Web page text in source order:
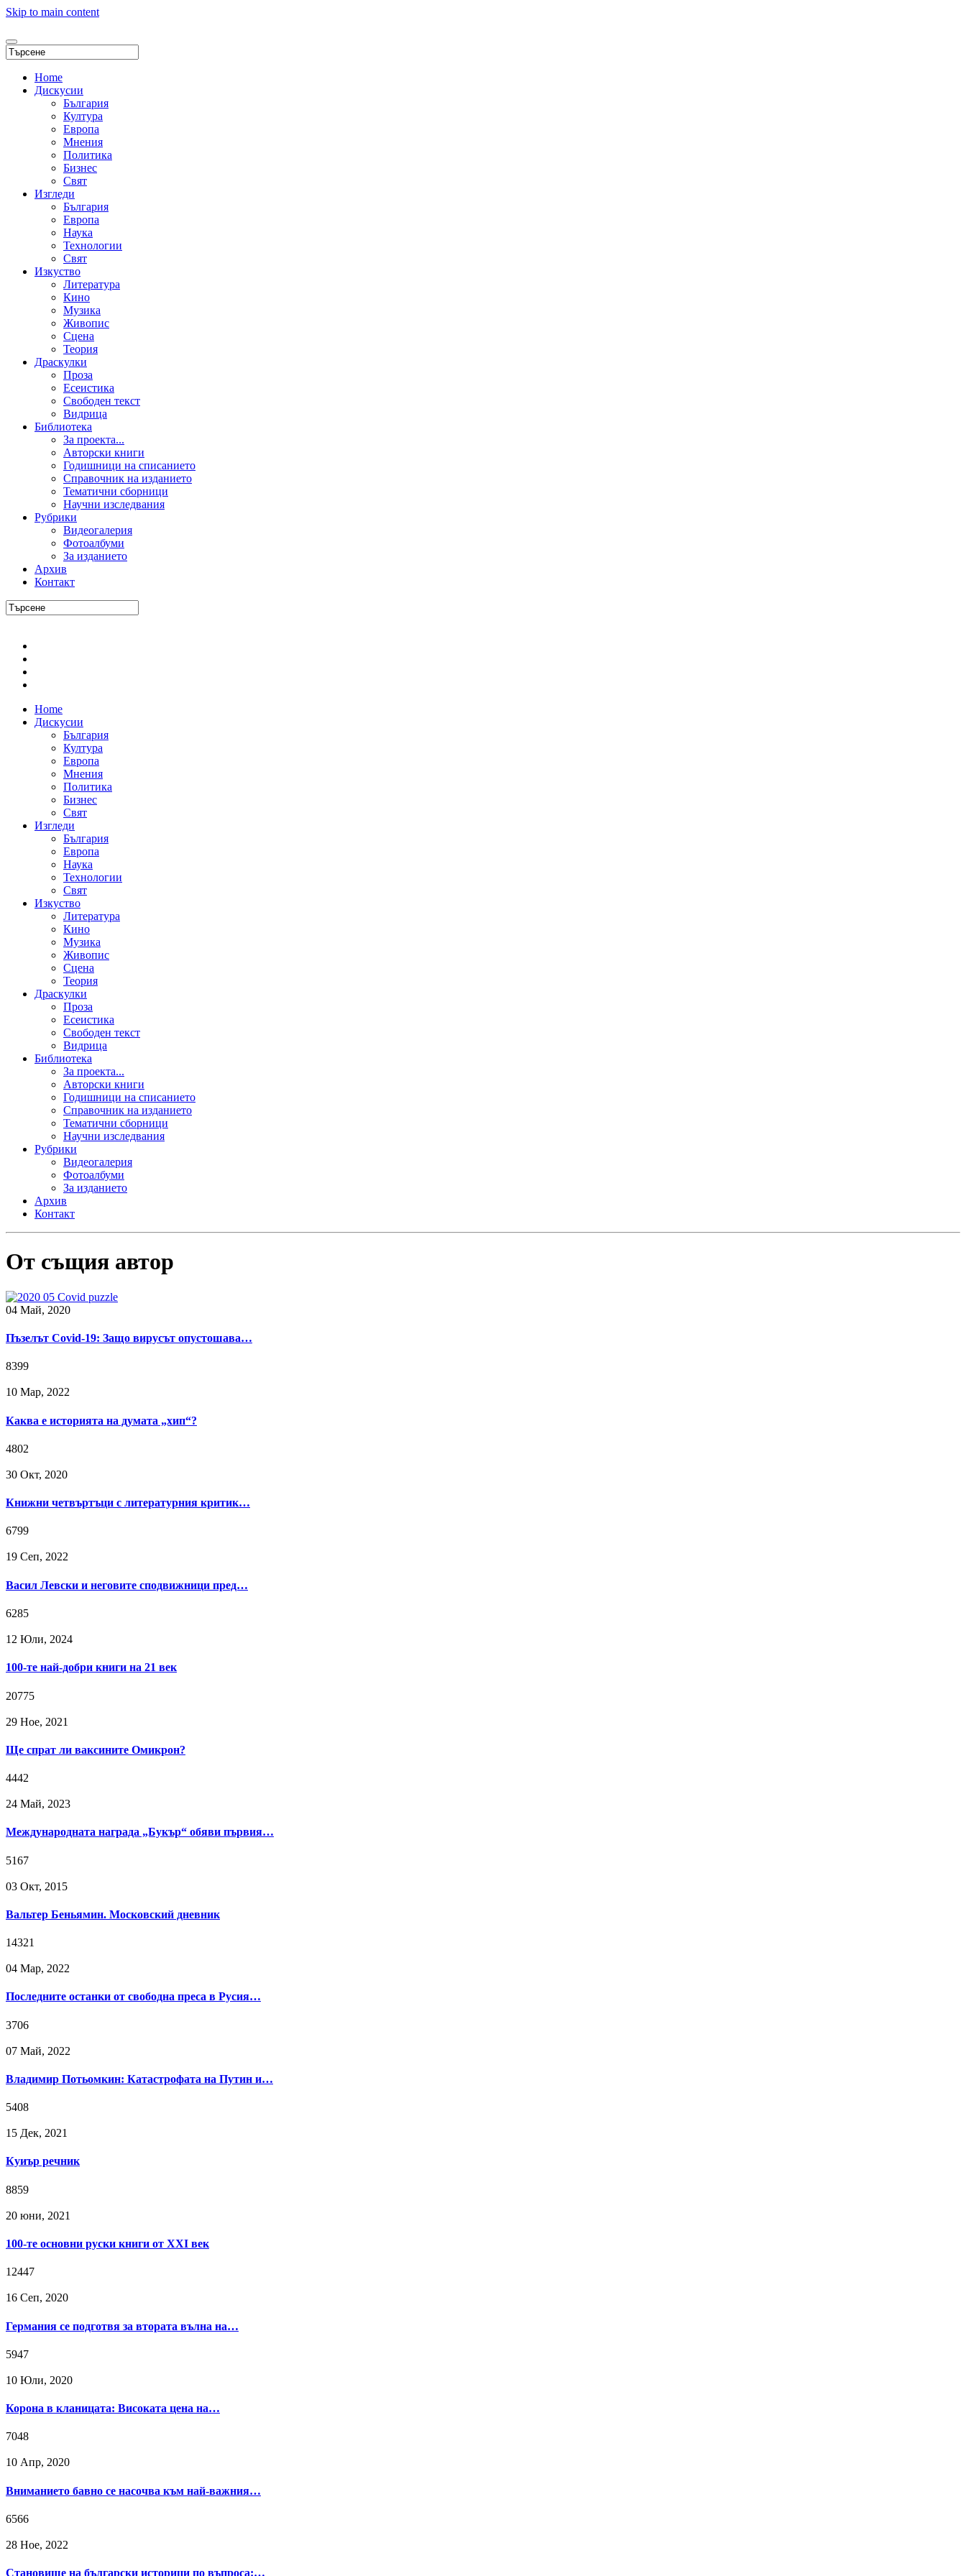
Skip to main content
Home
Дискусии
България
Култура
Европа
Мнения
Политика
Бизнес
Свят
Изгледи
България
Европа
Наука
Технологии
Свят
Изкуство
Литература
Кино
Музика
Живопис
Сцена
Теория
Драскулки
Проза
Есеистика
Свободен текст
Видрица
Библиотека
За проекта...
Авторски книги
Годишници на списанието
Справочник на изданието
Тематични сборници
Научни изследвания
Рубрики
Видеогалерия
Фотоалбуми
За изданието
Архив
Контакт
Home
Дискусии
България
Култура
Европа
Мнения
Политика
Бизнес
Свят
Изгледи
България
Европа
Наука
Технологии
Свят
Изкуство
Литература
Кино
Музика
Живопис
Сцена
Теория
Драскулки
Проза
Есеистика
Свободен текст
Видрица
Библиотека
За проекта...
Авторски книги
Годишници на списанието
Справочник на изданието
Тематични сборници
Научни изследвания
Рубрики
Видеогалерия
Фотоалбуми
За изданието
Архив
Контакт
От същия автор
04 Май, 2020
Пъзелът Covid-19: Защо вирусът опустошава…
8399
10 Мар, 2022
Каква е историята на думата „хип“?
4802
30 Окт, 2020
Книжни четвъртъци с литературния критик…
6799
19 Сeп, 2022
Васил Левски и неговите сподвижници пред…
6285
12 Юли, 2024
100-те най-добри книги на 21 век
20775
29 Ное, 2021
Ще спрат ли ваксините Омикрон?
4442
24 Май, 2023
Международната награда „Букър“ обяви първия…
5167
03 Окт, 2015
Вальтер Беньямин. Московский дневник
14321
04 Мар, 2022
Последните останки от свободна преса в Русия…
3706
07 Май, 2022
Владимир Потьомкин: Катастрофата на Путин и…
5408
15 Дек, 2021
Куиър речник
8859
20 юни, 2021
100-те основни руски книги от XXI век
12447
16 Сeп, 2020
Германия се подготвя за втората вълна на…
5947
10 Юли, 2020
Корона в кланицата: Високата цена на…
7048
10 Апр, 2020
Вниманието бавно се насочва към най-важния…
6566
28 Ное, 2022
Становище на български историци по въпроса:…